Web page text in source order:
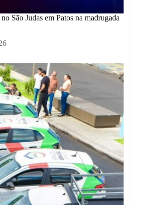
São Judas em Patos na madrugada